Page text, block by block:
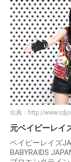
出典： http://
元ベイビーレイ
ベイビーレイズ
BABYRAIDS